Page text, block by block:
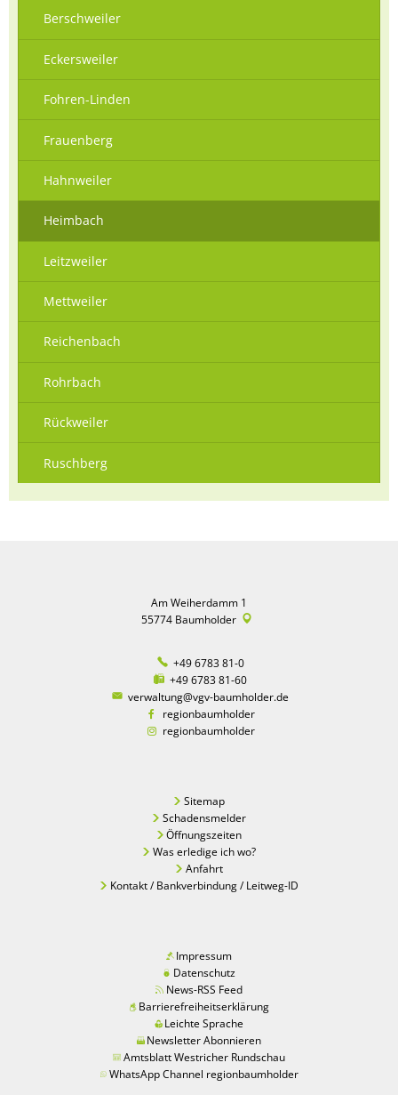
Berschweiler
Eckersweiler
Fohren-Linden
Frauenberg
Hahnweiler
Heimbach
Leitzweiler
Mettweiler
Reichenbach
Rohrbach
Rückweiler
Ruschberg
Am Weiherdamm 1
55774 Baumholder
+49 6783 81-0
+49 6783 81-60
verwaltung@vgv-baumholder.de
regionbaumholder
regionbaumholder
Sitemap
Schadensmelder
Öffnungszeiten
Was erledige ich wo?
Anfahrt
Kontakt / Bankverbindung / Leitweg-ID
Impressum
Datenschutz
News-RSS Feed
Barrierefreiheitserklärung
Leichte Sprache
Newsletter Abonnieren
Amtsblatt Westricher Rundschau
WhatsApp Channel regionbaumholder